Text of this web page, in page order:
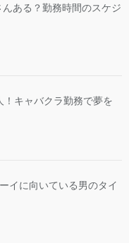
ある？勤務時間のスケジ
キャバクラ勤務で夢を
イに向いている男のタイ